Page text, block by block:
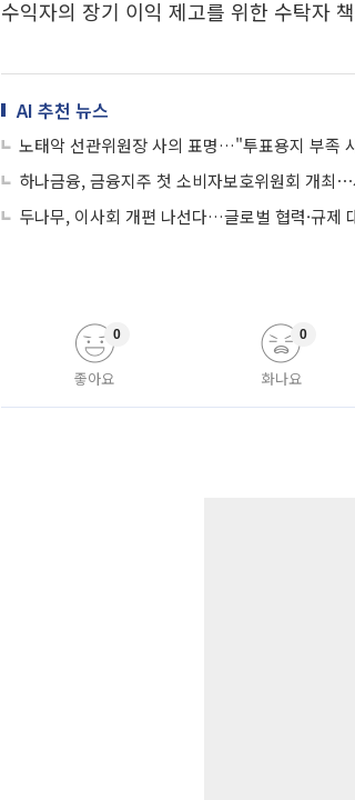
수익자의 장기 이익 제고를 위한 수탁자
AI 추천 뉴스
노태악 선관위원장 사의 표명…"투표용지 부족
하나금융, 금융지주 첫 소비자보호위원회 개최
두나무, 이사회 개편 나선다…글로벌 협력·규제
좋아요
0
화나요
0